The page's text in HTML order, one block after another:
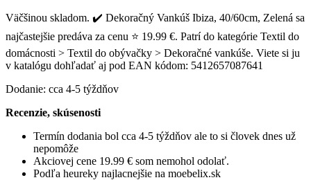
Väčšinou skladom. ✔️ Dekoračný Vankúš Ibiza, 40/60cm, Zelená sa
najčastejšie predáva za cenu ⭐ 19.99 €. Patrí do kategórie Textil do
domácnosti > Textil do obývačky > Dekoračné vankúše. Viete si ju
v katalógu dohľadať aj pod EAN kódom: 5412657087641
Dodanie: cca 4-5 týždňov
Recenzie, skúsenosti
Termín dodania bol cca 4-5 týždňov ale to si človek dnes už
nepomôže
Akciovej cene 19.99 € som nemohol odolať.
Podľa heureky najlacnejšie na moebelix.sk